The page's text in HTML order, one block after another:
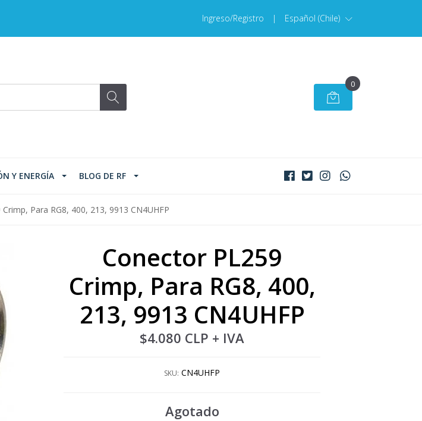
Ingreso/Registro | Español (Chile)
0
Y ENERGÍA BLOG DE RF
Para RG8, 400, 213, 9913 CN4UHFP
Conector PL259
Crimp, Para RG8, 400,
213, 9913 CN4UHFP
$4.080 CLP + IVA
SKU: CN4UHFP
Agotado